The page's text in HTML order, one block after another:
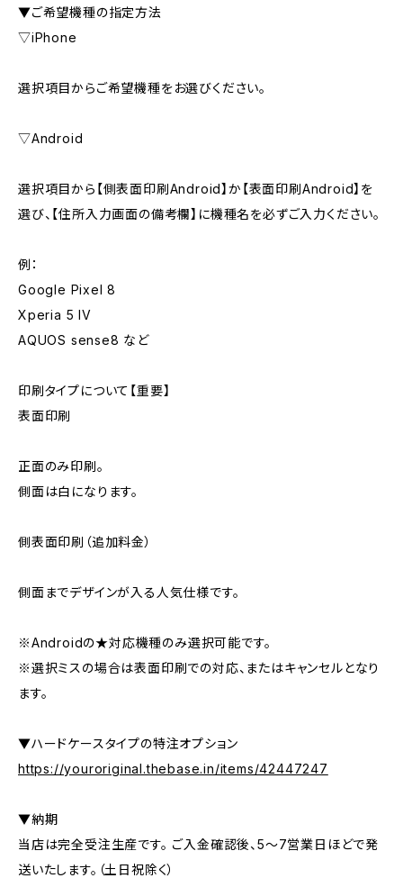
▼ご希望機種の指定方法
▽iPhone
選択項目からご希望機種をお選びください。
▽Android
選択項目から【側表面印刷Android】か【表面印刷Android】を
選び、【住所入力画面の備考欄】に機種名を必ずご入力ください。
例：
Google Pixel 8
Xperia 5 IV
AQUOS sense8 など
印刷タイプについて【重要】
表面印刷
正面のみ印刷。
側面は白になります。
側表面印刷（追加料金）
側面までデザインが入る人気仕様です。
※Androidの★対応機種のみ選択可能です。
※選択ミスの場合は表面印刷での対応、またはキャンセルとなり
ます。
▼ハードケースタイプの特注オプション
https://youroriginal.thebase.in/items/42447247
▼納期
当店は完全受注生産です。 ご入金確認後、5〜7営業日ほどで発
送いたします。（土日祝除く）